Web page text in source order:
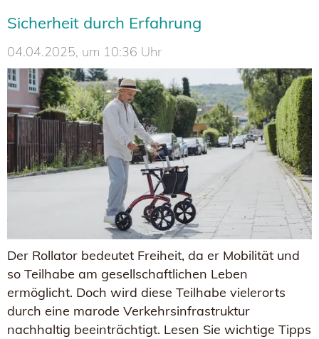
Sicherheit durch Erfahrung
04.04.2025, um 10:36 Uhr
Der Rollator bedeutet Freiheit, da er Mobilität und
so Teilhabe am gesellschaftlichen Leben
ermöglicht. Doch wird diese Teilhabe vielerorts
durch eine marode Verkehrsinfrastruktur
nachhaltig beeinträchtigt. Lesen Sie wichtige Tipps